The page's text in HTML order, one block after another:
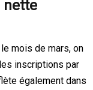
nette
mois de mars, on
inscriptions par
également dans